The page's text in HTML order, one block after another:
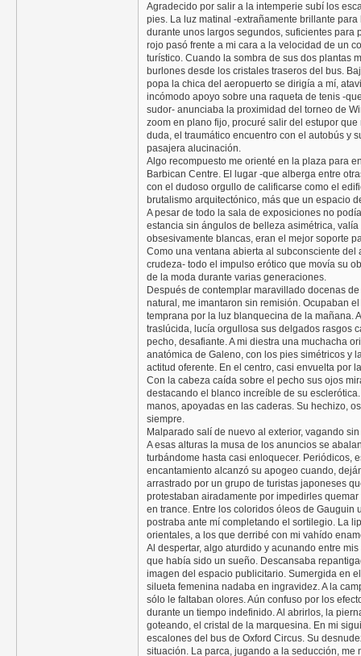
Agradecido por salir a la intemperie subí los
pies. La luz matinal -extrañamente brillante
durante unos largos segundos, suficientes para
rojo pasó frente a mi cara a la velocidad de un
turístico. Cuando la sombra de sus dos plantas
burlones desde los cristales traseros del bus.
popa la chica del aeropuerto se dirigía a mí,
incómodo apoyo sobre una raqueta de tenis -
sudor- anunciaba la proximidad del torneo de
zoom en plano fijo, procuré salir del estupor
duda, el traumático encuentro con el autobús y
pasajera alucinación.
Algo recompuesto me orienté en la plaza para
Barbican Centre. El lugar -que alberga entre
con el dudoso orgullo de calificarse como el
brutalismo arquitectónico, más que un espacio
A pesar de todo la sala de exposiciones no
estancia sin ángulos de belleza asimétrica,
obsesivamente blancas, eran el mejor soporte
Como una ventana abierta al subconsciente
crudeza- todo el impulso erótico que movía su
de la moda durante varias generaciones.
Después de contemplar maravillado docenas
natural, me imantaron sin remisión. Ocupaban
temprana por la luz blanquecina de la mañana.
traslúcida, lucía orgullosa sus delgados rasgos
pecho, desafiante. A mi diestra una muchacha
anatómica de Galeno, con los pies simétricos y
actitud oferente. En el centro, casi envuelta por
Con la cabeza caída sobre el pecho sus ojos
destacando el blanco increíble de su
manos, apoyadas en las caderas. Su hechizo,
siempre.
Malparado salí de nuevo al exterior, vagando
A esas alturas la musa de los anuncios se
turbándome hasta casi enloquecer. Periódicos,
encantamiento alcanzó su apogeo cuando,
arrastrado por un grupo de turistas japoneses
protestaban airadamente por impedirles
en trance. Entre los coloridos óleos de
postraba ante mí completando el sortilegio. La
orientales, a los que derribé con mi vahído
Al despertar, algo aturdido y acunando entre
que había sido un sueño. Descansaba
imagen del espacio publicitario. Sumergida en
silueta femenina nadaba en ingravidez. A la
sólo le faltaban olores. Aún confuso por los
durante un tiempo indefinido. Al abrirlos, la
goteando, el cristal de la marquesina. En mi
escalones del bus de Oxford Circus. Su
situación. La parca, jugando a la seducción, me